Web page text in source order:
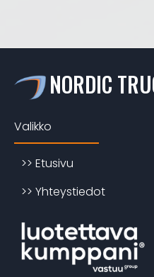
NORDIC
Valikko
>> Etusivu
>> Yhteystiedot